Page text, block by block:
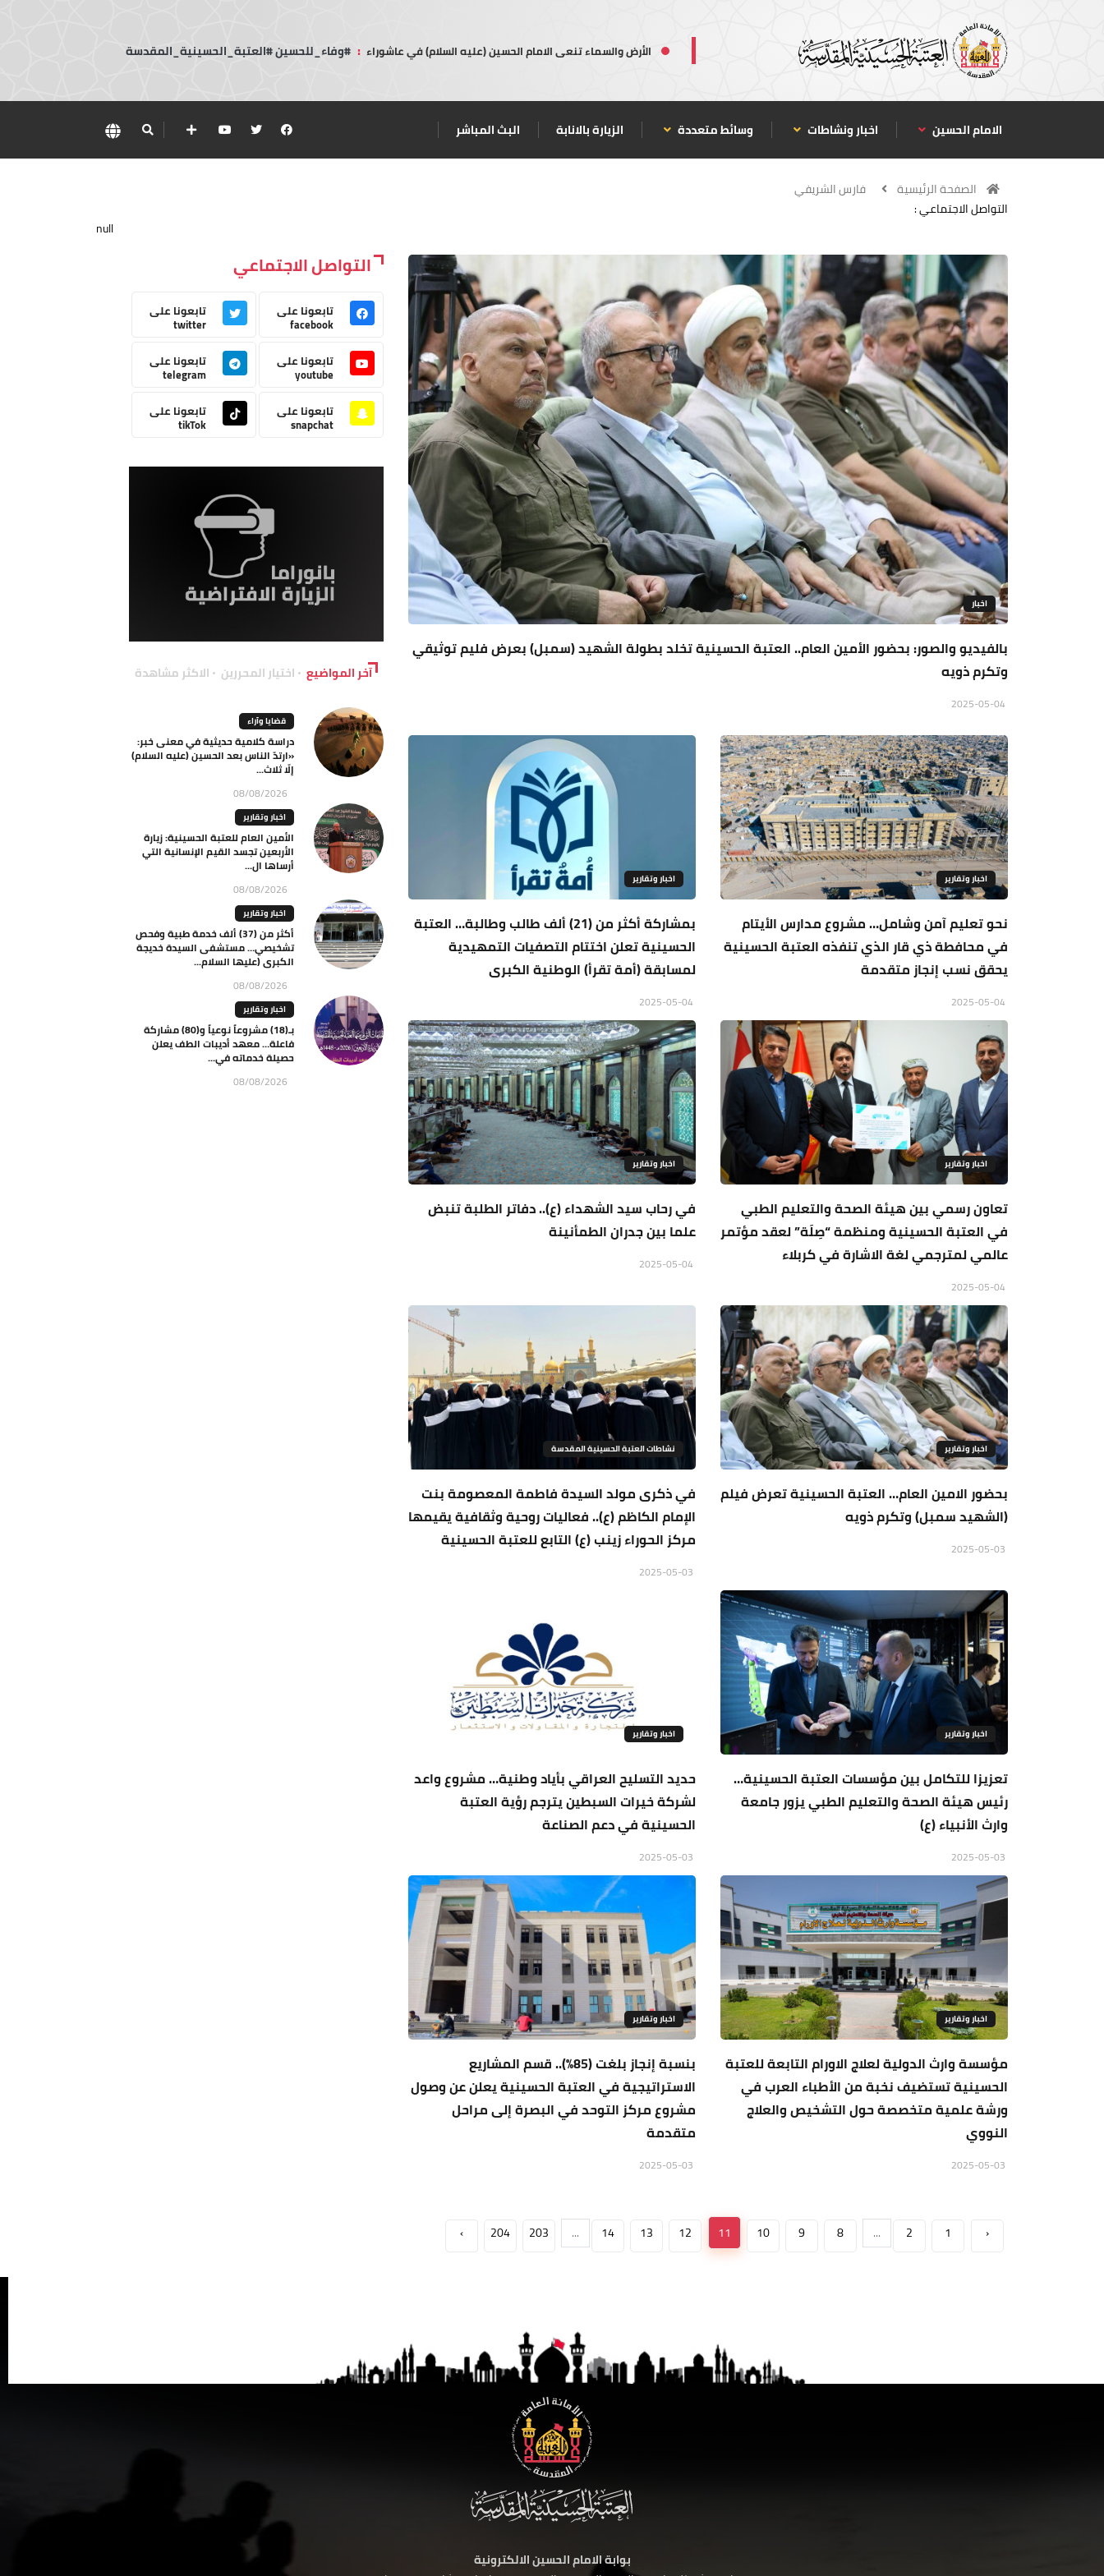
الأرض والسماء تنعى الامام الحسين (عليه السلام) في عاشوراء : #وفاء_للحسين #العتبة_الحسينية_المقدسة
الامام الحسين اخبار ونشاطات وسائط متعددة الزيارة بالانابة البث المباشر
الصفحة الرئيسية
فارس الشريفي
التواصل الاجتماعي :
null
اخبار
بالفيديو والصور: بحضور الأمين العام.. العتبة الحسينية تخلد بطولة الشهيد (سمبل) بعرض فليم توثيقي
وتكرم ذويه
اخبار وتقارير
نحو تعليم آمن وشامل… مشروع مدارس الأيتام
في محافطة ذي قار الذي تنفذه العتبة الحسينية
يحقق نسب إنجاز متقدمة
اخبار وتقارير
بمشاركة أكثر من (21) ألف طالب وطالبة… العتبة
الحسينية تعلن اختتام التصفيات التمهيدية
لمسابقة (أمة تقرأ) الوطنية الكبرى
اخبار وتقارير
تعاون رسمي بين هيئة الصحة والتعليم الطبي
في العتبة الحسينية ومنظمة “صِلَة” لعقد مؤتمر
عالمي لمترجمي لغة الاشارة في كربلاء
اخبار وتقارير
في رحاب سيد الشهداء (ع).. دفاتر الطلبة تنبض
علما بين جدران الطمأنينة
اخبار وتقارير
بحضور الامين العام… العتبة الحسينية تعرض فيلم
(الشهيد سمبل) وتكرم ذويه
نشاطات العتبة الحسينية المقدسة
في ذكرى مولد السيدة فاطمة المعصومة بنت
الإمام الكاظم (ع).. فعاليات روحية وثقافية يقيمها
مركز الحوراء زينب (ع) التابع للعتبة الحسينية
اخبار وتقارير
تعزيزا للتكامل بين مؤسسات العتبة الحسينية…
رئيس هيئة الصحة والتعليم الطبي يزور جامعة
وارث الأنبياء (ع)
اخبار وتقارير
حديد التسليح العراقي بأياد وطنية… مشروع واعد
لشركة خيرات السبطين يترجم رؤية العتبة
الحسينية في دعم الصناعة
اخبار وتقارير
مؤسسة وارث الدولية لعلاج الاورام التابعة للعتبة
الحسينية تستضيف نخبة من الأطباء العرب في
ورشة علمية متخصصة حول التشخيص والعلاج
النووي
اخبار وتقارير
بنسبة إنجاز بلغت (85٪؜).. قسم المشاريع
الاستراتيجية في العتبة الحسينية يعلن عن وصول
مشروع مركز التوحد في البصرة إلى مراحل
متقدمة
‹
1
2
...
8
9
10
11
12
13
14
...
203
204
›
التواصل الاجتماعي
تابعونا على
facebook
تابعونا على
twitter
تابعونا على
youtube
تابعونا على
telegram
تابعونا على
snapchat
تابعونا على
tikTok
آخر المواضيع اختيار المحررين الاكثر مشاهدة
قضايا وآراء
دراسة كلامية حديثية في معنى خبر:
«ارتدّ الناس بعد الحسين (عليه السلام)
إلّا ثلاث...
08/08/2026
اخبار وتقارير
الأمين العام للعتبة الحسينية: زيارة
الأربعين تجسد القيم الإنسانية التي
أرساها ال...
08/08/2026
اخبار وتقارير
أكثر من (37) ألف خدمة طبية وفحص
تشخيصي… مستشفى السيدة خديجة
الكبرى (عليها السلام...
08/08/2026
اخبار وتقارير
بـ(18) مشروعاً نوعياً و(80) مشاركة
فاعلة… معهد أديبات الطف يعلن
حصيلة خدماته في...
08/08/2026
بوابة الامام الحسين الالكترونية